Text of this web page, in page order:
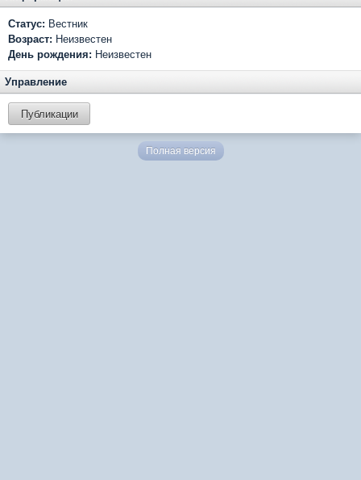
Статус: Вестник
Возраст: Неизвестен
День рождения: Неизвестен
Управление
Публикации
Полная версия